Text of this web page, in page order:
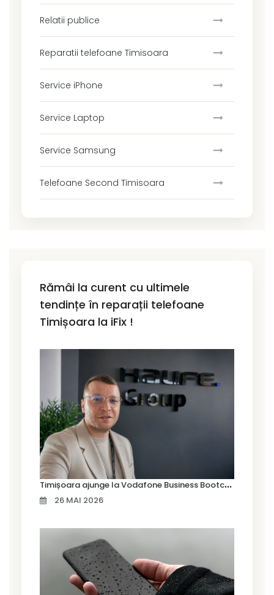
Relatii publice
Reparatii telefoane Timisoara
Service iPhone
Service Laptop
Service Samsung
Telefoane Second Timisoara
Rămâi la curent cu ultimele
tendințe în reparații telefoane
Timișoara la iFix !
T
imișoara ajunge la Vodafone Business Bootcamp prin Marius Cermian de la Armour România
26 MAI 2026